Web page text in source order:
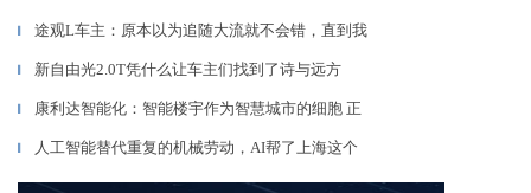
▎ 途观L车主：原本以为追随大流就不会错，直到我
▎ 新自由光2.0T凭什么让车主们找到了诗与远方
▎ 康利达智能化：智能楼宇作为智慧城市的细胞 正
▎ 人工智能替代重复的机械劳动，AI帮了上海这个